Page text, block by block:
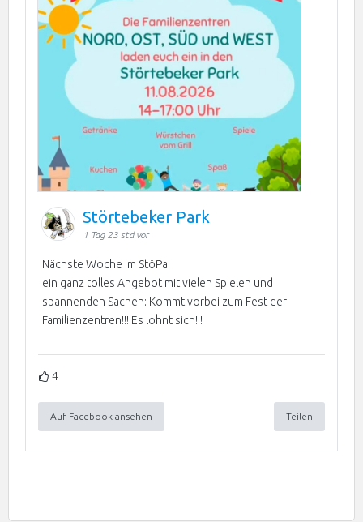
Störtebeker Park
1 Tag 23 std vor
Nächste Woche im StöPa:
ein ganz tolles Angebot mit vielen Spielen und
spannenden Sachen: Kommt vorbei zum Fest der
Familienzentren!!! Es lohnt sich!!!
4
Auf Facebook ansehen Teilen